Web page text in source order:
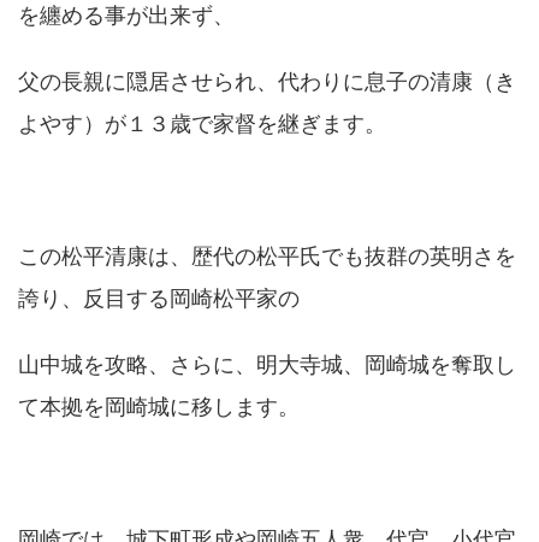
を纏める事が出来ず、
父の長親に隠居させられ、代わりに息子の清康（き
よやす）が１３歳で家督を継ぎます。
この松平清康は、歴代の松平氏でも抜群の英明さを
誇り、反目する岡崎松平家の
山中城を攻略、さらに、明大寺城、岡崎城を奪取し
て本拠を岡崎城に移します。